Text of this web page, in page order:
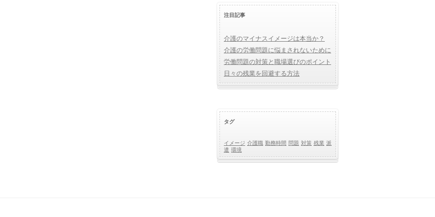
注目記事
介護のマイナスイメージは本当か？
介護の労働問題に悩まされないために
労働問題の対策と職場選びのポイント
日々の残業を回避する方法
タグ
イメージ 介護職 勤務時間 問題 対策 残業 派
遣 環境